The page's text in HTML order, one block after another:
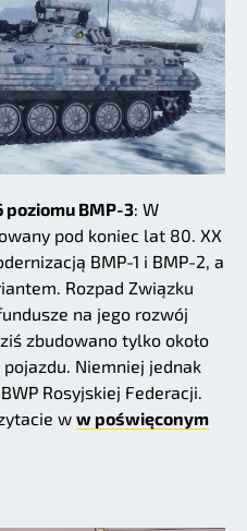
BMP-3: W
pod koniec lat 80. XX
BMP-1 i BMP-2, a
Rozpad Związku
na jego rozwój
zbudowano tylko około
Niemniej jednak
Rosyjskiej Federacji.
w w poświęconym